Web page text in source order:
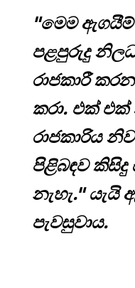
"මෙම
පළපුරුදු
රාජකාරී
කරා. එක් එක්
රාජකාරිය
පිළිබඳව
නැහැ."
පැවසුවාය.